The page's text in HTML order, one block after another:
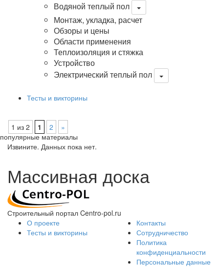
Водяной теплый пол
Монтаж, укладка, расчет
Обзоры и цены
Области применения
Теплоизоляция и стяжка
Устройство
Электрический теплый пол
Тесты и викторины
1 из 2 1 2
»
популярные материалы
Извините. Данных пока нет.
Массивная доска
Строительный портал Centro-pol.ru
О проекте
Тесты и викторины
Контакты
Сотрудничество
Политика
конфиденциальности
Персональные данные